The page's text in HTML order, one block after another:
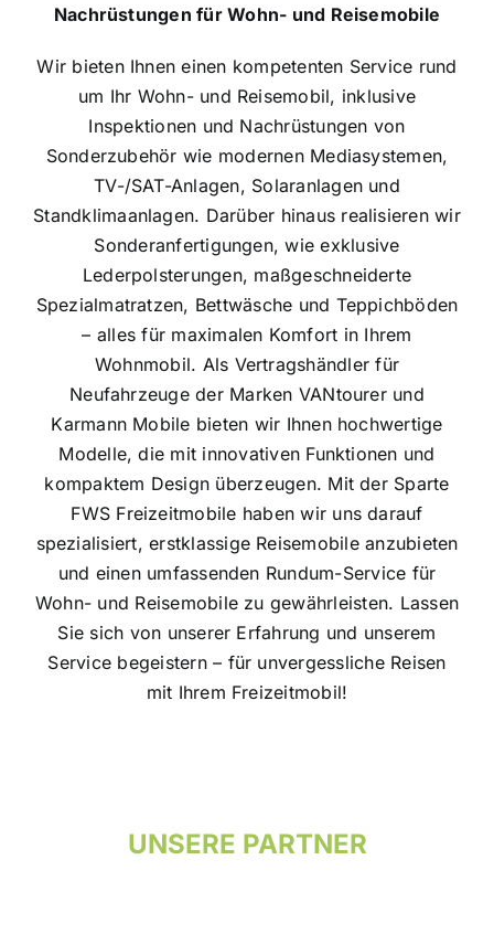
Nachrüstungen für Wohn- und Reisemobile
Wir bieten Ihnen einen kompetenten Service rund
um Ihr Wohn- und Reisemobil, inklusive
Inspektionen und Nachrüstungen von
Sonderzubehör wie modernen Mediasystemen,
TV-/SAT-Anlagen, Solaranlagen und
Standklimaanlagen. Darüber hinaus realisieren wir
Sonderanfertigungen, wie exklusive
Lederpolsterungen, maßgeschneiderte
Spezialmatratzen, Bettwäsche und Teppichböden
– alles für maximalen Komfort in Ihrem
Wohnmobil. Als Vertragshändler für
Neufahrzeuge der Marken VANtourer und
Karmann Mobile bieten wir Ihnen hochwertige
Modelle, die mit innovativen Funktionen und
kompaktem Design überzeugen. Mit der Sparte
FWS Freizeitmobile haben wir uns darauf
spezialisiert, erstklassige Reisemobile anzubieten
und einen umfassenden Rundum-Service für
Wohn- und Reisemobile zu gewährleisten. Lassen
Sie sich von unserer Erfahrung und unserem
Service begeistern – für unvergessliche Reisen
mit Ihrem Freizeitmobil!
UNSERE PARTNER